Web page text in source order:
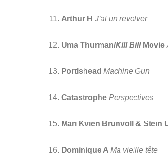
Arthur H J’ai un revolver
Uma Thurman/Kill Bill Movie
Portishead Machine Gun
Catastrophe Perspectives
Mari Kvien Brunvoll & Stein
Dominique A Ma vieille tête